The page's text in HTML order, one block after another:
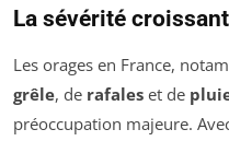
La sévérité
Les orages en France,
grêle, de rafales et de
préoccupation majeure.